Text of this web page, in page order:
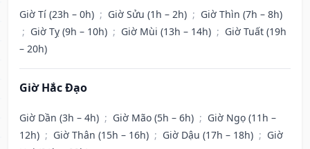
Giờ Tí (23h – 0h) ; Giờ Sửu (1h – 2h) ; Giờ Thìn (7h – 8h)
; Giờ Tỵ (9h – 10h) ; Giờ Mùi (13h – 14h) ; Giờ Tuất (19h
– 20h)
Giờ Hắc Đạo
Giờ Dần (3h – 4h) ; Giờ Mão (5h – 6h) ; Giờ Ngọ (11h –
12h) ; Giờ Thân (15h – 16h) ; Giờ Dậu (17h – 18h) ; Giờ